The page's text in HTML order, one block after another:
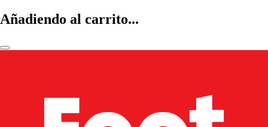
Añadiendo al carrito...